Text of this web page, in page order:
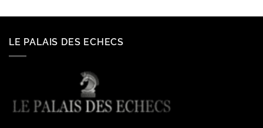
LE PALAIS DES ECHECS